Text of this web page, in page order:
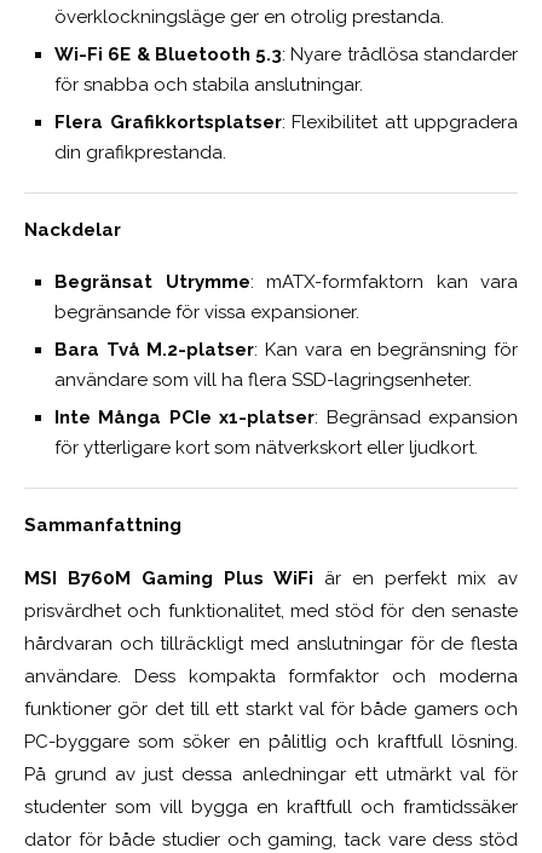
överklockningsläge ger en otrolig prestanda.
Wi-Fi 6E & Bluetooth 5.3: Nyare trådlösa standarder
för snabba och stabila anslutningar.
Flera Grafikkortsplatser: Flexibilitet att uppgradera
din grafikprestanda.
Nackdelar
Begränsat Utrymme: mATX-formfaktorn kan vara
begränsande för vissa expansioner.
Bara Två M.2-platser: Kan vara en begränsning för
användare som vill ha flera SSD-lagringsenheter.
Inte Många PCIe x1-platser: Begränsad expansion
för ytterligare kort som nätverkskort eller ljudkort.
Sammanfattning
MSI B760M Gaming Plus WiFi är en perfekt mix av
prisvärdhet och funktionalitet, med stöd för den senaste
hårdvaran och tillräckligt med anslutningar för de flesta
användare. Dess kompakta formfaktor och moderna
funktioner gör det till ett starkt val för både gamers och
PC-byggare som söker en pålitlig och kraftfull lösning.
På grund av just dessa anledningar ett utmärkt val för
studenter som vill bygga en kraftfull och framtidssäker
dator för både studier och gaming, tack vare dess stöd